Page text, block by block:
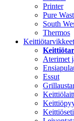
Printer
Pure
South
Thermos
Keittiötarvikkeet
Aterimet
Essut